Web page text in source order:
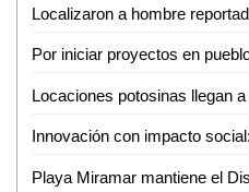
Localizaron a hombre
Por iniciar proyectos en
Locaciones potosinas llegan